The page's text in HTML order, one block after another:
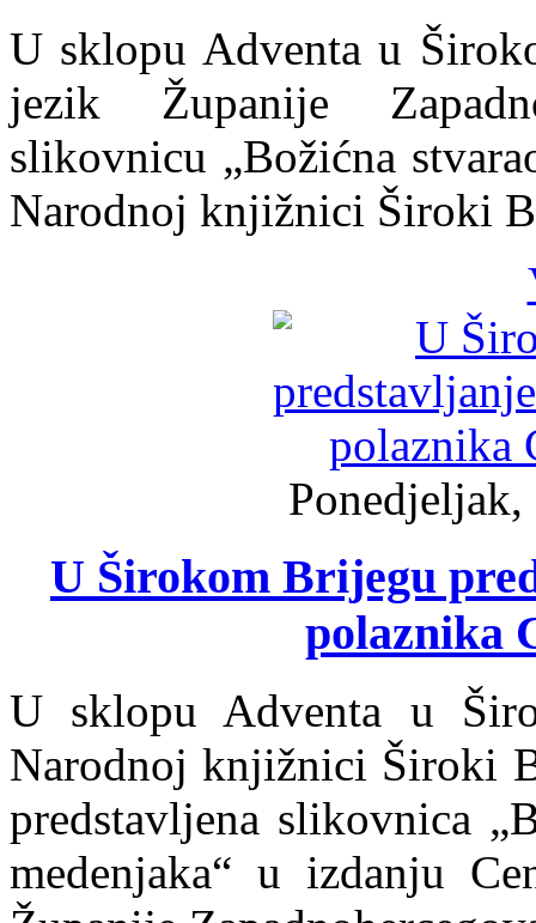
U sklopu Adventa u
jezik Županije
slikovnicu „Božićna
Narodnoj knjižnici Široki
U Širokom Brijegu
polaznika
U sklopu Adventa u
Narodnoj knjižnici Široki
predstavljena slikovnica
medenjaka“ u izdanju